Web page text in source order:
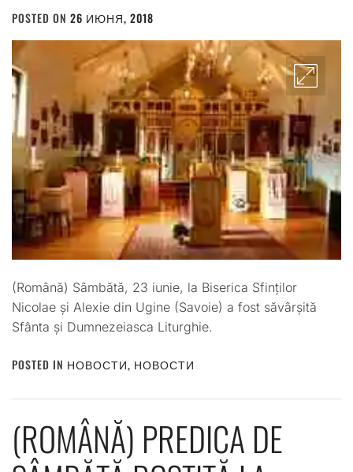
POSTED ON 26 ИЮНЯ, 2018
(Română) Sâmbătă, 23 iunie, la Biserica Sfinților
Nicolae și Alexie din Ugine (Savoie) a fost săvârșită
Sfânta și Dumnezeiasca Liturghie.
POSTED IN НОВОСТИ, НОВОСТИ
(ROMÂNĂ) PREDICA DE